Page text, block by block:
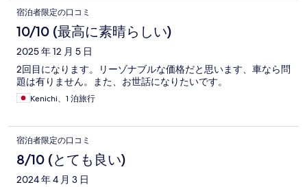
宿泊者限定の口コミ
10/10 (最高に素晴らしい)
2025 年 12 月 5 日
2回目になります。リーゾナブルな価格だと思います、車なら問
題は有りません。また、お世話になりたいです。
Kenichi、1 泊旅行
宿泊者限定の口コミ
8/10 (とても良い)
2024 年 4 月 3 日